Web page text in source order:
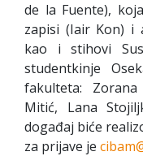
de la Fuente),
zapisi (Iair Kon) i
kao i stihovi
studentkinje
fakulteta:
Mitić, Lana
događaj biće
za prijave je